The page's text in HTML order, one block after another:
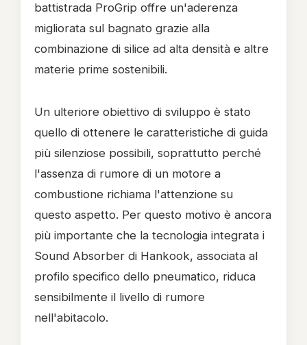
battistrada ProGrip offre un'aderenza
migliorata sul bagnato grazie alla
combinazione di silice ad alta densità e altre
materie prime sostenibili.
Un ulteriore obiettivo di sviluppo è stato
quello di ottenere le caratteristiche di guida
più silenziose possibili, soprattutto perché
l'assenza di rumore di un motore a
combustione richiama l'attenzione su
questo aspetto. Per questo motivo è ancora
più importante che la tecnologia integrata i
Sound Absorber di Hankook, associata al
profilo specifico dello pneumatico, riduca
sensibilmente il livello di rumore
nell'abitacolo.